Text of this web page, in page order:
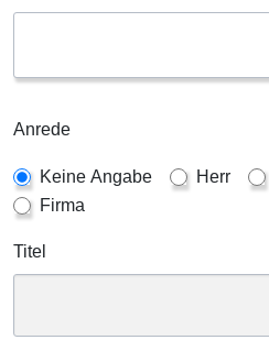
Anrede
Keine Angabe Herr
Firma
Titel